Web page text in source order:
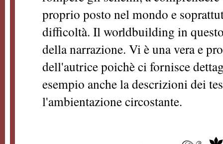
proprio posto nel mondo e
difficoltà. Il worldbuilding in
della narrazione. Vi è una vera e
dell'autrice poichè ci fornisce
esempio anche la descrizioni dei
l'ambientazione circostante.